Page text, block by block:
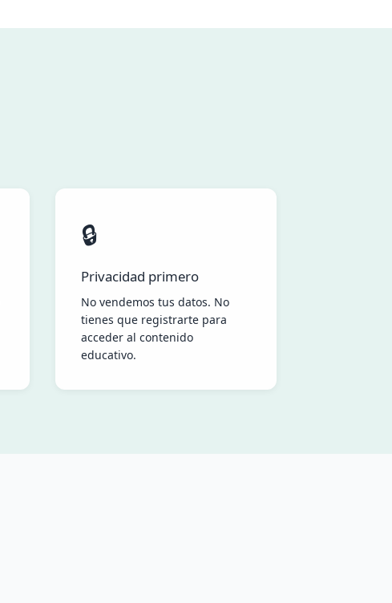
🔒
Privacidad primero
No vendemos tus datos. No
tienes que registrarte para
acceder al contenido
educativo.